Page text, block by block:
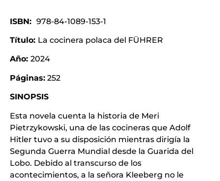
ISBN: 978-84-1089-153-1
Título: La cocinera polaca del FÜHRER
Año: 2024
Páginas: 252
SINOPSIS
Esta novela cuenta la historia de Meri
Pietrzykowski, una de las cocineras que Adolf
Hitler tuvo a su disposición mientras dirigía la
Segunda Guerra Mundial desde la Guarida del
Lobo. Debido al transcurso de los
acontecimientos, a la señora Kleeberg no le